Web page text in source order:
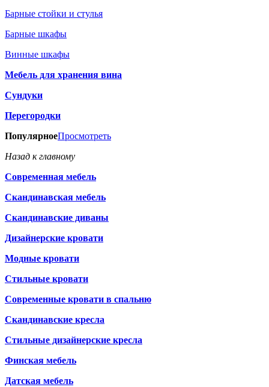
Барные стойки и стулья
Барные шкафы
Винные шкафы
Мебель для хранения вина
Сундуки
Перегородки
ПопулярноеПросмотреть
Назад к главному
Современная мебель
Скандинавская мебель
Скандинавские диваны
Дизайнерские кровати
Модные кровати
Стильные кровати
Современные кровати в спальню
Скандинавские кресла
Стильные дизайнерские кресла
Финская мебель
Датская мебель